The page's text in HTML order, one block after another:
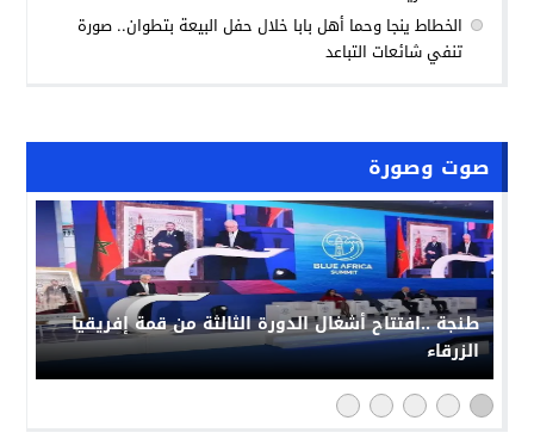
صوت وصورة
طنجة ..افتتاح أشغال الدورة الثالثة من قمة إفريقيا
الزرقاء
الخطاط ينجا وحما أهل بابا خلال حفل البيعة بتطوان.. صورة
تنفي شائعات التباعد